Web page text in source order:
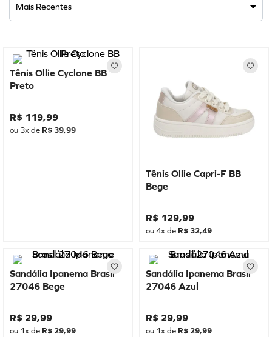
Mais Recentes
Tênis Ollie Cyclone BB
Preto
R$ 119,99
ou 3x de R$ 39,99
Tênis Ollie Capri-F BB
Bege
R$ 129,99
ou4x de R$ 32,49
Sandália Ipanema Brasil
27046 Bege
R$ 29,99
ou 1x de R$ 29,99
Sandália Ipanema Brasil
27046 Azul
R$ 29,99
ou 1x de R$ 29,99